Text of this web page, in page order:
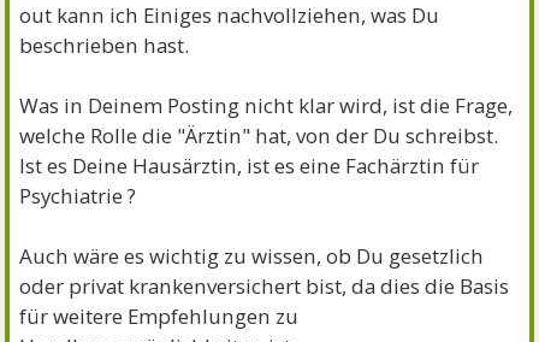
out kann ich Einiges nachvollziehen, was Du
beschrieben hast.
Was in Deinem Posting nicht klar wird, ist die Frage,
welche Rolle die "Ärztin" hat, von der Du schreibst.
Ist es Deine Hausärztin, ist es eine Fachärztin für
Psychiatrie ?
Auch wäre es wichtig zu wissen, ob Du gesetzlich
oder privat krankenversichert bist, da dies die Basis
für weitere Empfehlungen zu